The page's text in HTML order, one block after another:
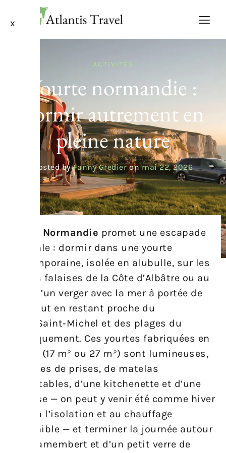
X
ACTIVITÉS
Yourte normandie :
dormir autrement en
pleine nature
Posted by Fanny Gredier on mai 22, 2026
Yourte Normandie promet une escapade
originale : dormir dans une yourte
contemporaine, isolée en alubulle, sur les
hautes falaises de la Côte d’Albâtre ou au
cœur d’un verger avec la mer à portée de
pas, tout en restant proche du
Mont‑Saint‑Michel et des plages du
Débarquement. Ces yourtes fabriquées en
France (17 m² ou 27 m²) sont lumineuses,
équipées de prises, de matelas
confortables, d’une kitchenette et d’une
terrasse — on peut y venir été comme hiver
grâce à l’isolation et au chauffage
disponible — et terminer la journée autour
d’un camembert et d’un petit verre de